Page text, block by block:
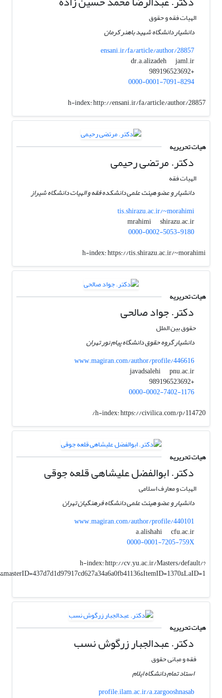
الهیات فقه و حقوق
دانشیار دانشگاه شهید باهنر کرمان
ensani.ir/fa/article/author/28857
dr.a.alizadeh
jaml.ir
+989196523692
0000-0001-7091-8294
h-index:http://ensani.ir/fa/article/author/28857
هیات تحریریه
دکتر. مرتضی رحیمی
الهیات فقه
دانشیار و عضو هیئت علمی دانشکده فقه و الهیات دانشگاه شیراز
tis.shirazu.ac.ir/~morahimi
mrahimi
shirazu.ac.ir
0000-0002-5053-9180
h-index:https://tis.shirazu.ac.ir/~morahimi
هیات تحریریه
دکتر. جواد صالحی
حقوق بین الملل
دانشیار گروه حقوق دانشگاه پیام نور تهران
www.magiran.com/author/profile/446616
javadsalehi
pnu.ac.ir
+989196523692
0000-0002-7402-1176
h-index:https://civilica.com/p/114720/
هیات تحریریه
دکتر. ابوالفضل علیشاهی قلعه جوقی
الهیات و معارف اسلامی
دانشیار و عضو هیئت علمی دانشگاه فرهنگیان تهران
www.magiran.com/author/profile/440101
a.alishahi
cfu.ac.ir
0000-0001-7205-759X
h-index:http://cv.yu.ac.ir/Masters/default/?
هیات تحریریه
دکتر. عبدالجبار زرگوش نسب
فقه و مبانی حقوق
استاد تمام دانشگاه ایلام
profile.ilam.ac.ir/a.zargooshnasab